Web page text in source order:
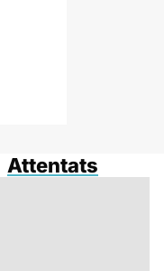
Attentats